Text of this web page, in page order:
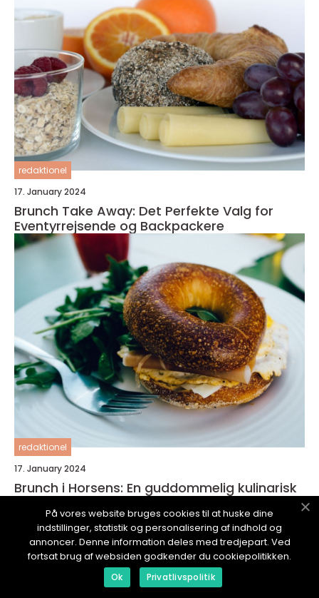
redaktionel
17. January 2024
Brunch Take Away: Det Perfekte Valg for
Eventyrrejsende og Backpackere
redaktionel
17. January 2024
Brunch i Horsens: En guddommelig kulinarisk
På vores website bruges cookies til at huske dine
indstillinger, statistik og personalisering af indhold og
annoncer. Denne information deles med tredjepart. Ved
fortsat brug af websiden godkender du cookiepolitikken.
Ok Privatlivspolitik